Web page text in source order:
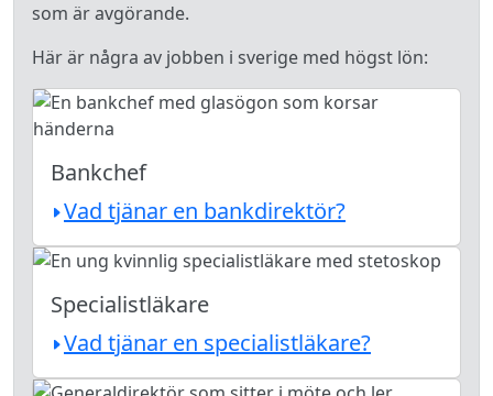
som är avgörande.
Här är några av jobben i sverige med högst lön:
Bankchef
Vad tjänar en bankdirektör?
Specialistläkare
Vad tjänar en specialistläkare?